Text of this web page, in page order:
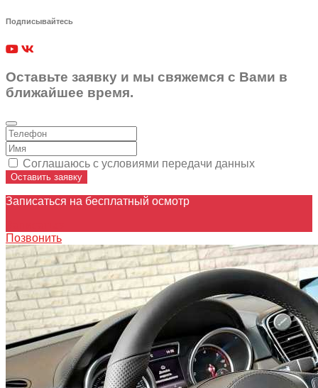
Подписывайтесь
Оставьте заявку и мы свяжемся с Вами в
ближайшее время.
Соглашаюсь с условиями передачи данных
Оставить заявку
Записаться на бесплатный осмотр
Позвонить